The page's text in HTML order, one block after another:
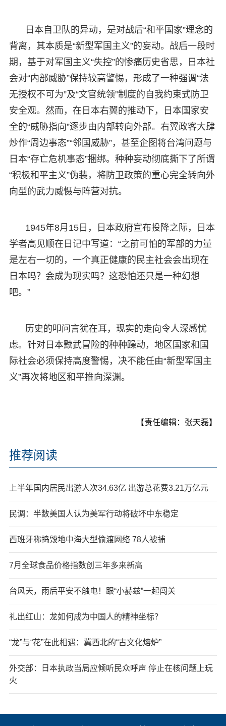
日本自卫队的异动，是对战后“和平国家”理念的
背离，其本质是“新型军国主义”的妄动。战后一段时
期，基于对军国主义“失控”的惨痛历史省思，日本社
会对“内部威胁”保持较高警惕，形成了一种强调“法
无授权不可为”及“文官统领”制度的自我约束式防卫
安全观。然而，在日本右翼的推动下，日本国家安
全的“威胁指向”逐步由内部转向外部。右翼政客大肆
炒作“周边事态”“邻国威胁”，甚至企图将台湾问题与
日本“存亡危机事态”捆绑。种种妄动彻底撕下了所谓
“积极和平主义”伪装，将防卫政策的重心完全转向外
向型的武力威慑与阵营对抗。
1945年8月15日，日本政府宣布投降之际，日本
学者高见顺在日记中写道：“之前可怕的军部的力量
是左右一切的，一个真正健康的民主社会会出现在
日本吗？会成为现实吗？这恐怕还只是一种幻想
吧。”
历史的叩问言犹在耳，现实的走向令人深感忧
虑。针对日本黩武冒险的种种躁动，地区国家和国
际社会必须保持高度警惕，决不能任由“新型军国主
义”再次将地区和平推向深渊。
【责任编辑：张天磊】
推荐阅读
上半年国内居民出游人次34.63亿 出游总花费3.21万亿元
民调：半数美国人认为美军行动将破坏中东稳定
西班牙称捣毁地中海大型偷渡网络 78人被捕
7月全球食品价格指数创三年多来新高
台风天，雨后平安不触电！跟“小赫兹”一起闯关
礼出红山：龙如何成为中国人的精神坐标？
“龙”与“花”在此相遇：冀西北的“古文化熔炉”
外交部：日本执政当局应倾听民众呼声 停止在核问题上玩
火